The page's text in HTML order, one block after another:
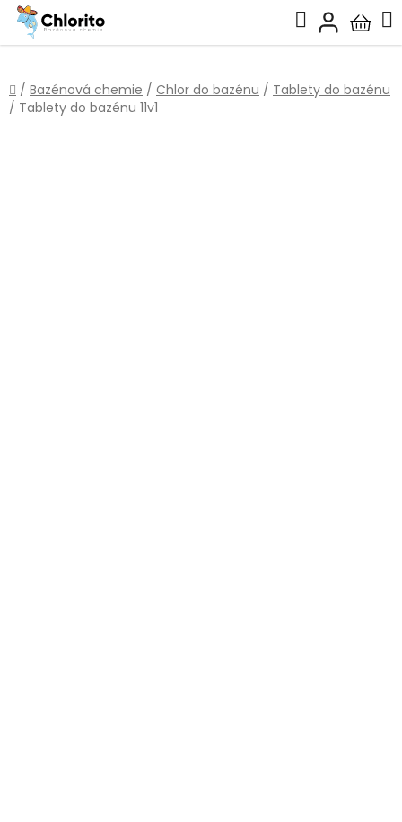
Přejít
obsah
Hledat
košík
Domů
/ Bazénová chemie / Chlor do bazénu / Tablety do bazénu
/ Tablety do bazénu 11v1